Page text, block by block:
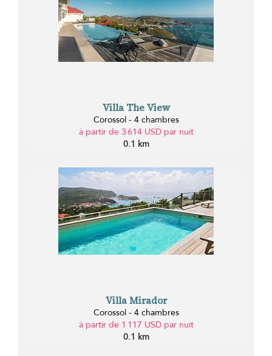
Villa The View
Corossol - 4 chambres
à partir de 3 614 USD par nuit
0.1 km
Villa Mirador
Corossol - 4 chambres
à partir de 1 117 USD par nuit
0.1 km